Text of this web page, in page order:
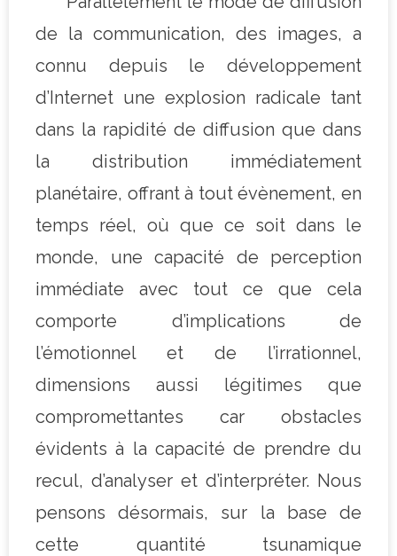
de la communication, des images, a
connu depuis le développement
d’Internet une explosion radicale tant
dans la rapidité de diffusion que dans
la distribution immédiatement
planétaire, offrant à tout évènement, en
temps réel, où que ce soit dans le
monde, une capacité de perception
immédiate avec tout ce que cela
comporte d’implications de
l’émotionnel et de l’irrationnel,
dimensions aussi légitimes que
compromettantes car obstacles
évidents à la capacité de prendre du
recul, d’analyser et d’interpréter. Nous
pensons désormais, sur la base de
cette quantité tsunamique